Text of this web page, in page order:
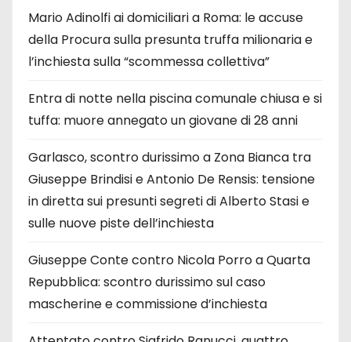
Mario Adinolfi ai domiciliari a Roma: le accuse
della Procura sulla presunta truffa milionaria e
l’inchiesta sulla “scommessa collettiva”
Entra di notte nella piscina comunale chiusa e si
tuffa: muore annegato un giovane di 28 anni
Garlasco, scontro durissimo a Zona Bianca tra
Giuseppe Brindisi e Antonio De Rensis: tensione
in diretta sui presunti segreti di Alberto Stasi e
sulle nuove piste dell’inchiesta
Giuseppe Conte contro Nicola Porro a Quarta
Repubblica: scontro durissimo sul caso
mascherine e commissione d’inchiesta